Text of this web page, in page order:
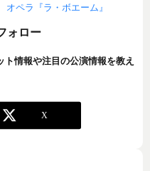
ペラ『ラ・ボエーム』
ォロー
ト情報や注目の公演情報を教え